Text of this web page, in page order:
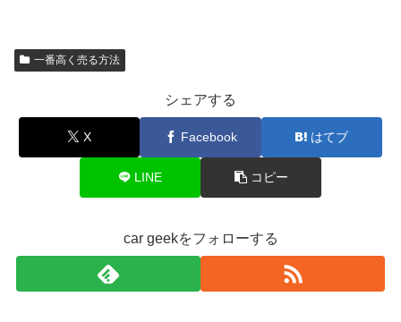
一番高く売る方法
シェアする
X Facebook はてブ
LINE コピー
car geekをフォローする